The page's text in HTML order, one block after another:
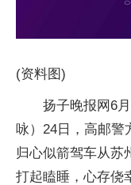
(资料图)
扬子晚报网6
咏）24日，高邮警
归心似箭驾车从苏
打起瞌睡，心存侥